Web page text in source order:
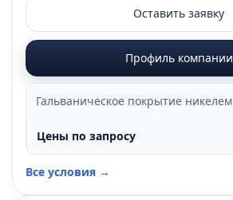
Оставить заявку
Профиль компании
Гальваническое покрытие никелем
Цены по запросу
Все условия →